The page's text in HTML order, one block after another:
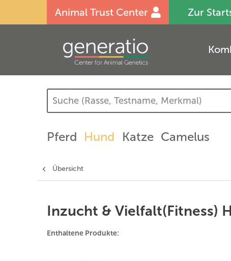
Animal Trust Center Zur
Pferd Hund Katze Camelus
Übersicht
Inzucht & Vielfalt(Fitness)
Enthaltene Produkte: